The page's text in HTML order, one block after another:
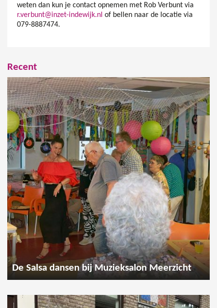
weten dan kun je contact opnemen met Rob Verbunt via
r.verbunt@inzet-indewijk.nl of bellen naar de locatie via
079-8887474.
Recent
De Salsa dansen bij Muzieksalon Meerzicht